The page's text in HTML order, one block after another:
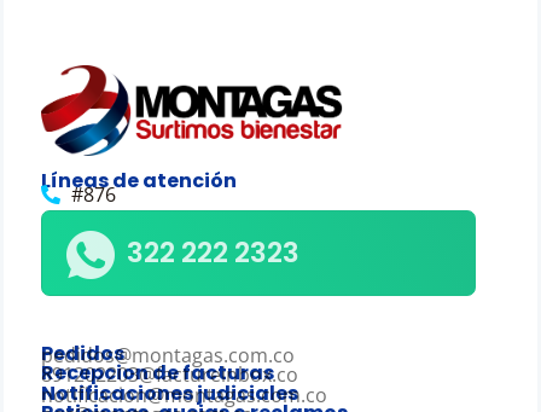
Líneas de atención
#876
322 222 2323
Pedidos
pedidos@montagas.com.co
Recepcion de facturas
891202203@factureinbox.co
Notificaciones judiciales
notificacion@montagas.com.co